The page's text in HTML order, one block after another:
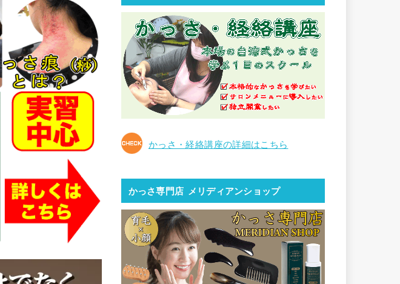
かっさ・経絡講座の詳細はこちら
かっさ専門店 メリディアンショップ